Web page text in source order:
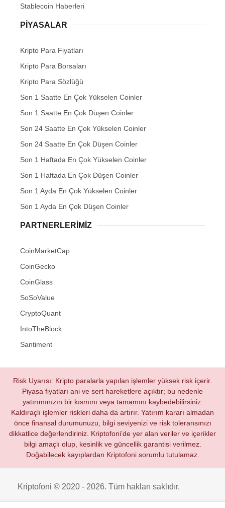
Stablecoin Haberleri
PIYASALAR
Kripto Para Fiyatları
Kripto Para Borsaları
Kripto Para Sözlüğü
Son 1 Saatte En Çok Yükselen Coinler
Son 1 Saatte En Çok Düşen Coinler
Son 24 Saatte En Çok Yükselen Coinler
Son 24 Saatte En Çok Düşen Coinler
Son 1 Haftada En Çok Yükselen Coinler
Son 1 Haftada En Çok Düşen Coinler
Son 1 Ayda En Çok Yükselen Coinler
Son 1 Ayda En Çok Düşen Coinler
PARTNERLERIMIZ
CoinMarketCap
CoinGecko
CoinGlass
SoSoValue
CryptoQuant
IntoTheBlock
Santiment
Risk Uyarısı: Kripto paralarla yapılan işlemler yüksek risk içerir.
Piyasa fiyatları ani ve sert hareketlere açıktır; bu nedenle
yatırımınızın bir kısmını veya tamamını kaybedebilirsiniz.
Kaldıraçlı işlemler riskleri daha da artırır. Yatırım kararı almadan
önce finansal durumunuzu, bilgi seviyenizi ve risk toleransınızı
dikkatlice değerlendiriniz. Kriptofoni’de yer alan veriler ve içerikler
bilgi amaçlı olup, kesinlik ve güncellik garantisi verilmez.
Doğabilecek kayıplardan Kriptofoni sorumlu tutulamaz.
Kriptofoni © 2020 - 2026. Tüm hakları saklıdır.